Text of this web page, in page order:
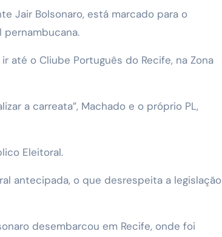
Jair Bolsonaro, está marcado para o
pernambucana.
até o Cliube Português do Recife, na Zona
a carreata”, Machado e o próprio PL,
Eleitoral.
antecipada, o que desrespeita a legislação
desembarcou em Recife, onde foi